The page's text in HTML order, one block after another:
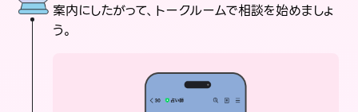
案内にしたがって、トークルームで相談を始めましょ
う。